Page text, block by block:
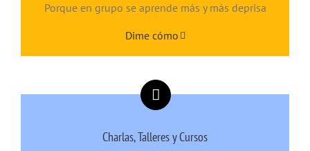
Porque en grupo se aprende más y más deprisa
Dime cómo
Charlas, Talleres y Cursos